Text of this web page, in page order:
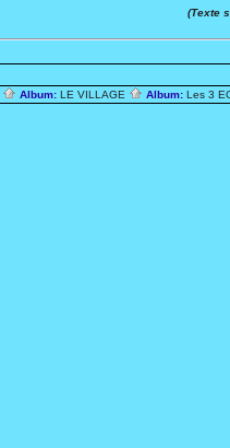
(Texte
Album: LE VILLAGE Album: Les 3